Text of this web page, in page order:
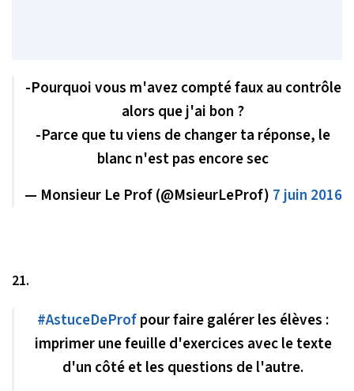
-Pourquoi vous m'avez compté faux au contrôle
alors que j'ai bon ?
-Parce que tu viens de changer ta réponse, le
blanc n'est pas encore sec
— Monsieur Le Prof (@MsieurLeProf) 7 juin 2016
21.
#AstuceDeProfpour faire galérer les élèves :
imprimer une feuille d'exercices avec le texte
d'un côté et les questions de l'autre.